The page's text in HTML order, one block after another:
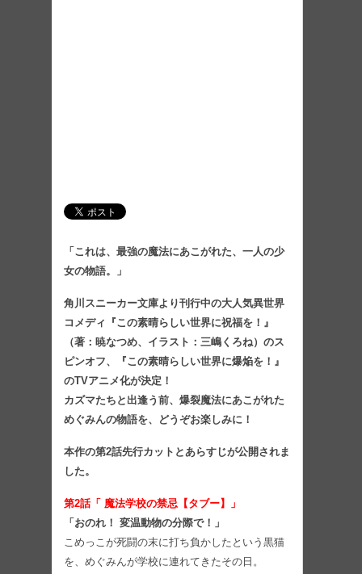
「これは、最強の魔法にあこがれた、一人の少
女の物語。」
角川スニーカー文庫より刊行中の大人気異世界
コメディ『この素晴らしい世界に祝福を！』
（著：暁なつめ、イラスト：三嶋くろね）のス
ピンオフ、『この素晴らしい世界に爆焔を！』
のTVアニメ化が決定！
カズマたちと出逢う前、爆裂魔法にあこがれた
めぐみんの物語を、どうぞお楽しみに！
本作の第2話先行カットとあらすじが公開されま
した。
第2話「 魔法学校の禁忌【タブー】」
「おのれ！ 変温動物の分際で！」
こめっこが死闘の末に打ち負かしたという黒猫
を、めぐみんが学校に連れてきたその日。